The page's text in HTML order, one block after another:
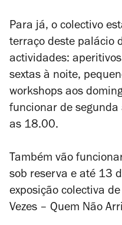
Para já, o colectivo
terraço deste palácio
actividades:
sextas à noite,
workshops aos
funcionar de
as 18.00.
Também vão
sob reserva e até 13
exposição colectiva
Vezes – Quem Não